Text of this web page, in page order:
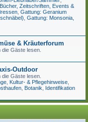
Zeitschriften, Events &
Gattung: Geranium
Gattung: Monsonia,
& Kräuterforum
die Gäste lesen.
Outdoor
die Gäste lesen.
Kultur- & Pflegehinweise
Botanik
Identifikation